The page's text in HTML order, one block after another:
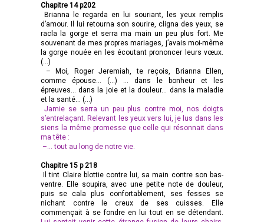
Chapitre 14 p202
Brianna le regarda en lui souriant, les yeux remplis
d’amour. Il lui retourna son sourire, cligna des yeux, se
racla la gorge et serra ma main un peu plus fort. Me
souvenant de mes propres mariages, j’avais moi-même
la gorge nouée en les écoutant prononcer leurs vœux.
(…)
– Moi, Roger Jeremiah, te reçois, Brianna Ellen,
comme épouse… (…) … dans le bonheur et les
épreuves… dans la joie et la douleur… dans la maladie
et la santé… (…)
Jamie se serra un peu plus contre moi, nos doigts
s’entrelaçant. Relevant les yeux vers lui, je lus dans les
siens la même promesse que celle qui résonnait dans
ma tête :
–… tout au long de notre vie.
Chapitre 15 p 218
Il tint Claire blottie contre lui, sa main contre son bas-
ventre. Elle soupira, avec une petite note de douleur,
puis se cala plus confortablement, ses fesses se
nichant contre le creux de ses cuisses. Elle
commençait à se fondre en lui tout en se détendant.